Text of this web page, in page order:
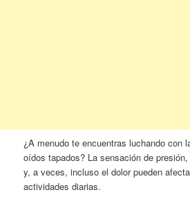
¿A menudo te encuentras luchando con
oídos tapados? La sensación de
y, a veces, incluso el dolor pueden
actividades diarias.